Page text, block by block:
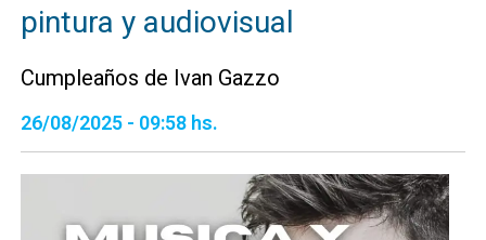
pintura y audiovisual
Cumpleaños de Ivan Gazzo
26/08/2025 - 09:58 hs.